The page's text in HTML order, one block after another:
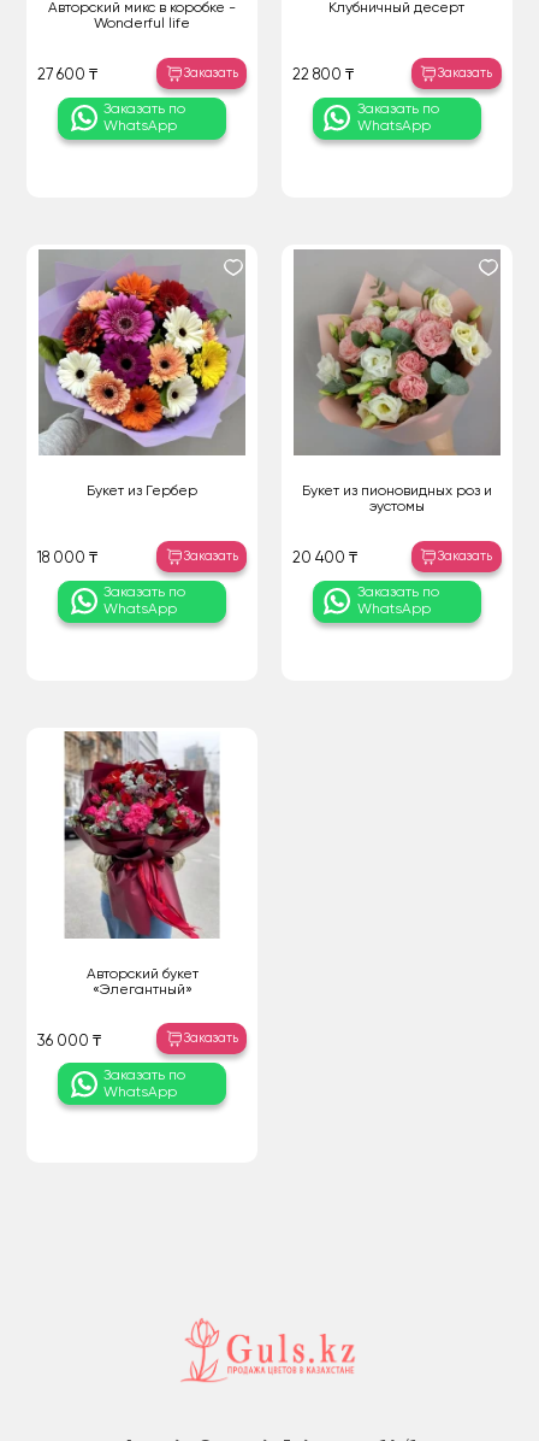
Авторский микс в коробке -
Wonderful life
27 600 ₸ Заказать
Заказать по
WhatsApp
Клубничный десерт
22 800 ₸ Заказать
Заказать по
WhatsApp
Букет из Гербер
18 000 ₸ Заказать
Заказать по
WhatsApp
Букет из пионовидных роз и
эустомы
20 400 ₸ Заказать
Заказать по
WhatsApp
Авторский букет
«Элегантный»
36 000 ₸ Заказать
Заказать по
WhatsApp